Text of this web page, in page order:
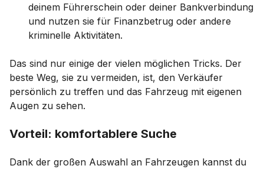
deinem Führerschein oder deiner Bankverbindung
und nutzen sie für Finanzbetrug oder andere
kriminelle Aktivitäten.
Das sind nur einige der vielen möglichen Tricks. Der
beste Weg, sie zu vermeiden, ist, den Verkäufer
persönlich zu treffen und das Fahrzeug mit eigenen
Augen zu sehen.
Vorteil: komfortablere Suche
Dank der großen Auswahl an Fahrzeugen kannst du